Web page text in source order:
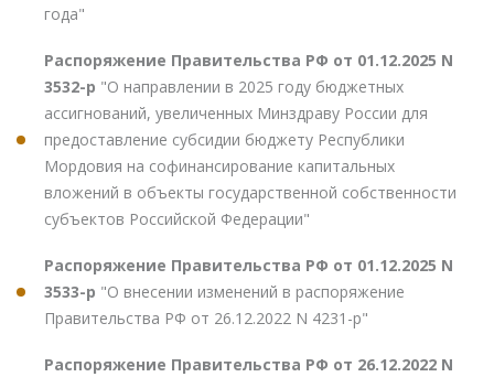
года"
Распоряжение Правительства РФ от 01.12.2025 N
3532-р "О направлении в 2025 году бюджетных
ассигнований, увеличенных Минздраву России для
предоставление субсидии бюджету Республики
Мордовия на софинансирование капитальных
вложений в объекты государственной собственности
субъектов Российской Федерации"
Распоряжение Правительства РФ от 01.12.2025 N
3533-р "О внесении изменений в распоряжение
Правительства РФ от 26.12.2022 N 4231-р"
Распоряжение Правительства РФ от 26.12.2022 N